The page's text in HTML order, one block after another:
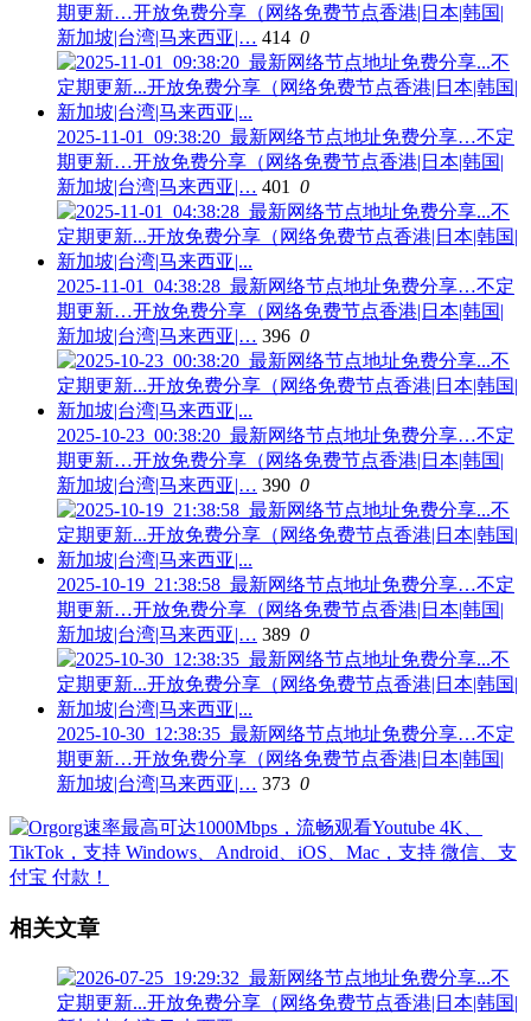
期更新…开放免费分享（网络免费节点香港|日本|韩国|
新加坡|台湾|马来西亚|… 414 0
2025-11-01_09:38:20_最新网络节点地址免费分享…不定
期更新…开放免费分享（网络免费节点香港|日本|韩国|
新加坡|台湾|马来西亚|… 401 0
2025-11-01_04:38:28_最新网络节点地址免费分享…不定
期更新…开放免费分享（网络免费节点香港|日本|韩国|
新加坡|台湾|马来西亚|… 396 0
2025-10-23_00:38:20_最新网络节点地址免费分享…不定
期更新…开放免费分享（网络免费节点香港|日本|韩国|
新加坡|台湾|马来西亚|… 390 0
2025-10-19_21:38:58_最新网络节点地址免费分享…不定
期更新…开放免费分享（网络免费节点香港|日本|韩国|
新加坡|台湾|马来西亚|… 389 0
2025-10-30_12:38:35_最新网络节点地址免费分享…不定
期更新…开放免费分享（网络免费节点香港|日本|韩国|
新加坡|台湾|马来西亚|… 373 0
相关文章